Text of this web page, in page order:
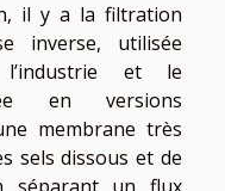
il y a la filtration
inverse, utilisée
et le
en versions
membrane très
sels dissous et de